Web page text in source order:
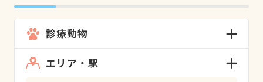
診療動物
エリア・駅